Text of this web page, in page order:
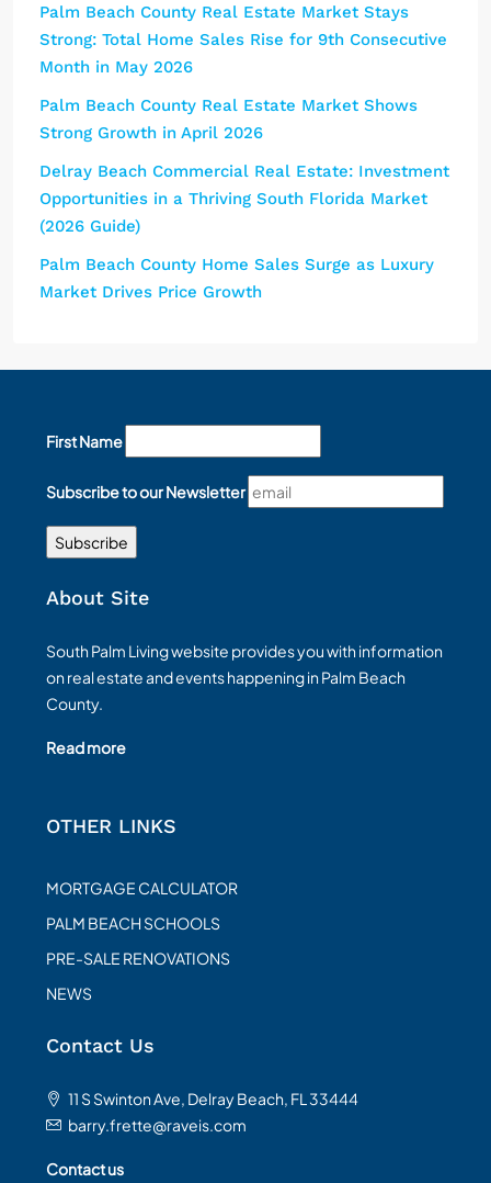
Palm Beach County Real Estate Market Stays
Strong: Total Home Sales Rise for 9th Consecutive
Month in May 2026
Palm Beach County Real Estate Market Shows
Strong Growth in April 2026
Delray Beach Commercial Real Estate: Investment
Opportunities in a Thriving South Florida Market
(2026 Guide)
Palm Beach County Home Sales Surge as Luxury
Market Drives Price Growth
First Name
Subscribe to our Newsletter
About Site
South Palm Living website provides you with information
on real estate and events happening in Palm Beach
County.
Read more
OTHER LINKS
MORTGAGE CALCULATOR
PALM BEACH SCHOOLS
PRE-SALE RENOVATIONS
NEWS
Contact Us
11 S Swinton Ave, Delray Beach, FL 33444
barry.frette@raveis.com
Contact us